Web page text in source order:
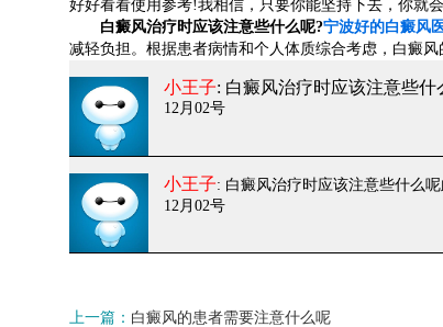
好好看看使用参考!我相信，只要你能坚持下去，你就会
白癜风治疗时应该注意些什么呢?宁波好的白癜风
减轻负担。根据患者病情和个人体质综合考虑，白癜
小王子: 白癜风治疗时应该注意些什
12月02号
小王子: 白癜风治疗时应该注意些什么呢
12月02号
上一篇： 白癜风的患者需要注意什么呢